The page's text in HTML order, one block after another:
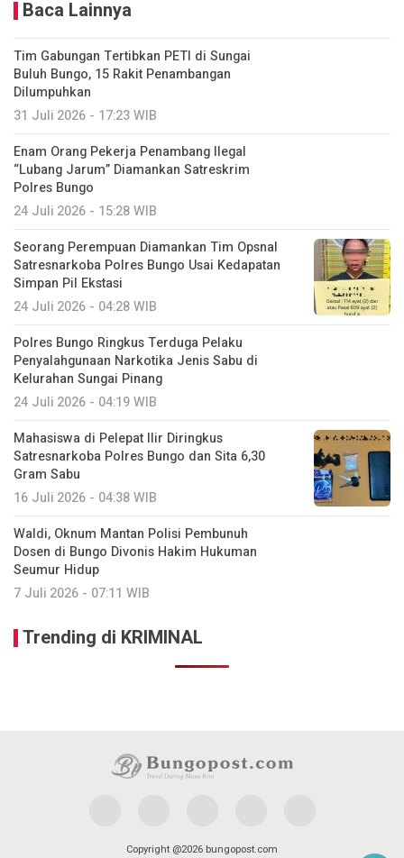
Baca Lainnya
Tim Gabungan Tertibkan PETI di Sungai
Buluh Bungo, 15 Rakit Penambangan
Dilumpuhkan
31 Juli 2026 - 17:23 WIB
Enam Orang Pekerja Penambang Ilegal
“Lubang Jarum” Diamankan Satreskrim
Polres Bungo
24 Juli 2026 - 15:28 WIB
Seorang Perempuan Diamankan Tim Opsnal
Satresnarkoba Polres Bungo Usai Kedapatan
Simpan Pil Ekstasi
24 Juli 2026 - 04:28 WIB
Polres Bungo Ringkus Terduga Pelaku
Penyalahgunaan Narkotika Jenis Sabu di
Kelurahan Sungai Pinang
24 Juli 2026 - 04:19 WIB
Mahasiswa di Pelepat Ilir Diringkus
Satresnarkoba Polres Bungo dan Sita 6,30
Gram Sabu
16 Juli 2026 - 04:38 WIB
Waldi, Oknum Mantan Polisi Pembunuh
Dosen di Bungo Divonis Hakim Hukuman
Seumur Hidup
7 Juli 2026 - 07:11 WIB
Trending di KRIMINAL
Copyright @2026 bungopost.com